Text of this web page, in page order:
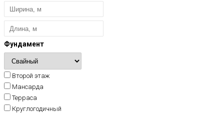
Фундамент
Второй этаж
Мансарда
Терраса
Круглогодичный